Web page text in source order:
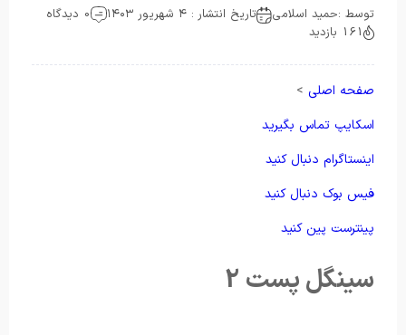
توسط :حمید اسلامی تاریخ انتشار : ۴ شهریور ۱۴۰۳
0 دیدگاه
161 بازدید
صفحه اصلی >
اسکایپ تماس بگیرید
اینستاگرام دنبال کنید
فیس بوک دنبال کنید
پینترست پین کنید
سینگل پست 2